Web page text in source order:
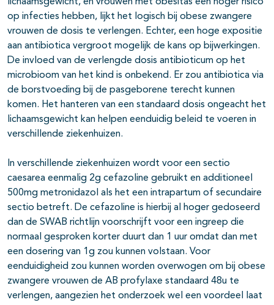
op infecties hebben, lijkt het logisch bij obese zwangere
vrouwen de dosis te verlengen. Echter, een hoge expositie
aan antibiotica vergroot mogelijk de kans op bijwerkingen.
De invloed van de verlengde dosis antibioticum op het
microbioom van het kind is onbekend. Er zou antibiotica via
de borstvoeding bij de pasgeborene terecht kunnen
komen. Het hanteren van een standaard dosis ongeacht het
lichaamsgewicht kan helpen eenduidig beleid te voeren in
verschillende ziekenhuizen.
In verschillende ziekenhuizen wordt voor een sectio
caesarea eenmalig 2g cefazoline gebruikt en additioneel
500mg metronidazol als het een intrapartum of secundaire
sectio betreft. De cefazoline is hierbij al hoger gedoseerd
dan de SWAB richtlijn voorschrijft voor een ingreep die
normaal gesproken korter duurt dan 1 uur omdat dan met
een dosering van 1g zou kunnen volstaan. Voor
eenduidigheid zou kunnen worden overwogen om bij obese
zwangere vrouwen de AB profylaxe standaard 48u te
verlengen, aangezien het onderzoek wel een voordeel laat